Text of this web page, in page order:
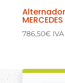
786,50€